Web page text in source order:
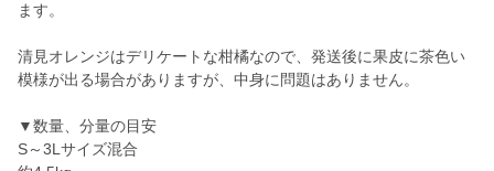
ます。
清見オレンジはデリケートな柑橘なので、発送後に果皮に茶色い
模様が出る場合がありますが、中身に問題はありません。
▼数量、分量の目安
S～3Lサイズ混合